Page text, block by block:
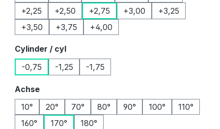
+2,25
+2,50 +2,75 +3,00
+3,25
+3,50
+3,75 +4,00
Cylinder / cylauswählen
-0,75
-1,25 -1,75
Achseauswählen
10°
20° 70° 80° 90° 100°
110°
160°
170° 180°